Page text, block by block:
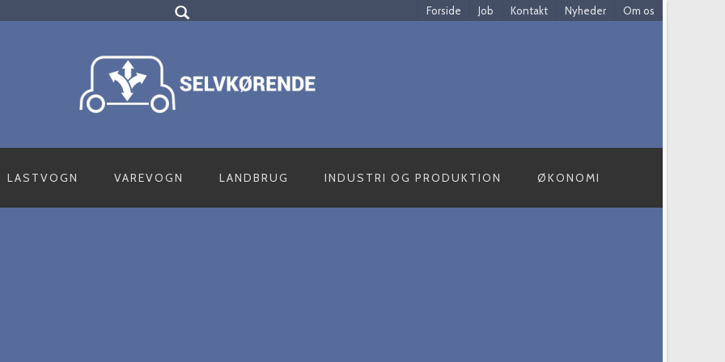
Forside Job Kontakt Nyheder Om os
LASTVOGN VAREVOGN LANDBRUG INDUSTRI OG PRODUKTION ØKONOMI